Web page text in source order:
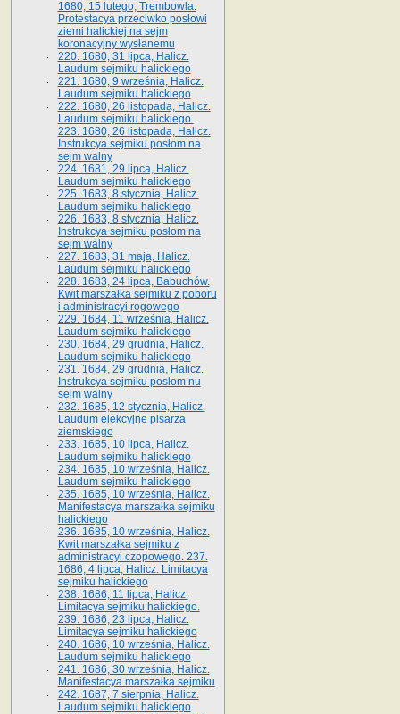
1680, 15 lutego, Trembowla.
Protestacya przeciwko posłowi
ziemi halickiej na sejm
koronacyjny wysłanemu
220. 1680, 31 lipca, Halicz.
Laudum sejmiku halickiego
221. 1680, 9 września, Halicz.
Laudum sejmiku halickiego
222. 1680, 26 listopada, Halicz.
Laudum sejmiku halickiego.
223. 1680, 26 listopada, Halicz.
Instrukcya sejmiku posłom na
sejm walny
224. 1681, 29 lipca, Halicz.
Laudum sejmiku halickiego
225. 1683, 8 stycznia, Halicz.
Laudum sejmiku halickiego
226. 1683, 8 stycznia, Halicz.
Instrukcya sejmiku posłom na
sejm walny
227. 1683, 31 maja, Halicz.
Laudum sejmiku halickiego
228. 1683, 24 lipca, Babuchów.
Kwit marszałka sejmiku z poboru
i administracyi rogowego
229. 1684, 11 września, Halicz.
Laudum sejmiku halickiego
230. 1684, 29 grudnia, Halicz.
Laudum sejmiku halickiego
231. 1684, 29 grudnia, Halicz.
Instrukcya sejmiku posłom nu
sejm walny
232. 1685, 12 stycznia, Halicz.
Laudum elekcyjne pisarza
ziemskiego
233. 1685, 10 lipca, Halicz.
Laudum sejmiku halickiego
234. 1685, 10 września, Halicz.
Laudum sejmiku halickiego
235. 1685, 10 września, Halicz.
Manifestacya marszałka sejmiku
halickiego
236. 1685, 10 września, Halicz.
Kwit marszałka sejmiku z
administracyi czopowego. 237.
1686, 4 lipca, Halicz. Limitacya
sejmiku halickiego
238. 1686, 11 lipca, Halicz.
Limitacya sejmiku halickiego.
239. 1686, 23 lipca, Halicz.
Limitacya sejmiku halickiego
240. 1686, 10 września, Halicz.
Laudum sejmiku halickiego
241. 1686, 30 września, Halicz.
Manifestacya marszałka sejmiku
242. 1687, 7 sierpnia, Halicz.
Laudum sejmiku halickiego